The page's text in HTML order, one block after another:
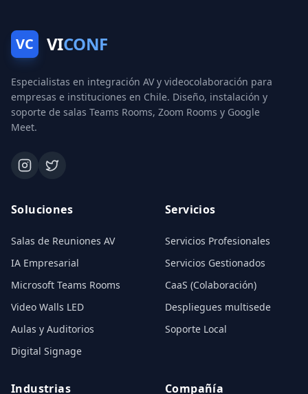
VC VICONF
Especialistas en integración AV y videocolaboración para
empresas e instituciones en Chile. Diseño, instalación y
soporte de salas Teams Rooms, Zoom Rooms y Google
Meet.
Soluciones
Salas de Reuniones AV
IA Empresarial
Microsoft Teams Rooms
Video Walls LED
Aulas y Auditorios
Digital Signage
Servicios
Servicios Profesionales
Servicios Gestionados
CaaS (Colaboración)
Despliegues multisede
Soporte Local
Industrias Compañía